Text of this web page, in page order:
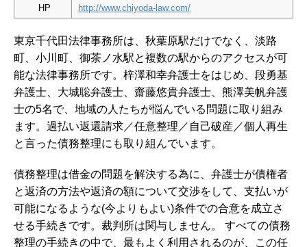
HP
http://www.chiyoda-law.com/
東京千代田法律事務所は、秋葉原駅だけでなく、淡路
町、小川町、御茶ノ水駅と複数の駅からのアクセスが可
能な法律事務所です。梓澤和幸弁護士をはじめ、段勇基
弁護士、大城聡弁護士、齋藤悠貴弁護士、熊澤美帆弁護
士の5名で、地域の人たちが悩んでいる問題に取り組み
ます。過払い返還請求／任意整理／自己破産／個人再生
と言った債務整理にも取り組んでいます。
債務整理は借金の問題を解決する為に、 弁護士が債権者
と返済の方法や返済の額について交渉をして、支払いが
可能になるような(今よりもよい)条件での合意を成立さ
せる手続きです。裁判所は関与しません。 すべての債務
整理の手続きの中で、最もよく利用されるのが、この任